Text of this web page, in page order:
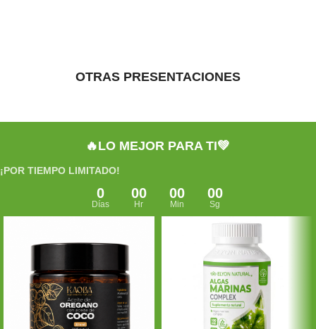
OTRAS PRESENTACIONES
🔥LO MEJOR PARA TI💚
¡POR TIEMPO LIMITADO!
0
Días
00
Hr
00
Min
00
Sg